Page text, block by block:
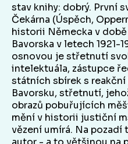
stav knihy: dobrý. První
Čekárna (Úspěch,
historii Německa v
Bavorska v letech 1921-
osnovou je střetnutí
intelektuála, zástupce
státních sbírek s
Bavorsku, střetnutí,
obrazů pobuřujících
mění v historii justiční
vězení umírá. Na